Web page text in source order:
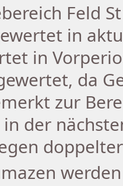
Feld
in
in
da
zur
der